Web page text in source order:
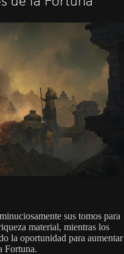
sus tomos para
material, mientras los
la oportunidad para aumentar
Fortuna.